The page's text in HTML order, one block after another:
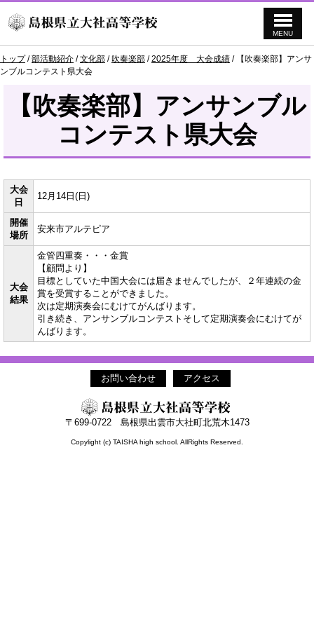
MENU
現
在
トップ/部活動紹介 /文化部 / 吹奏楽部 /2025年度 大会成績 /
【吹奏楽部】アンサ
ンブルコンテスト県大会
【吹奏楽部】アンサンブル
コンテスト県大会
大会
日
12月14日(日)
開催
場所
安来市アルテピア
大会
結果
金管四重奏・・・金賞
【顧問より】
目標としていた中国大会には届きませんでしたが、２年連続の金
賞を受賞することができました。
次は定期演奏会にむけてがんばります。
引き続き、アンサンブルコンテストそして定期演奏会にむけてが
んばります。
お問い合わせ アクセス
〒699-0722 島根県出雲市大社町北荒木1473
Copylight (c) TAISHA high school. AllRights Reserved.